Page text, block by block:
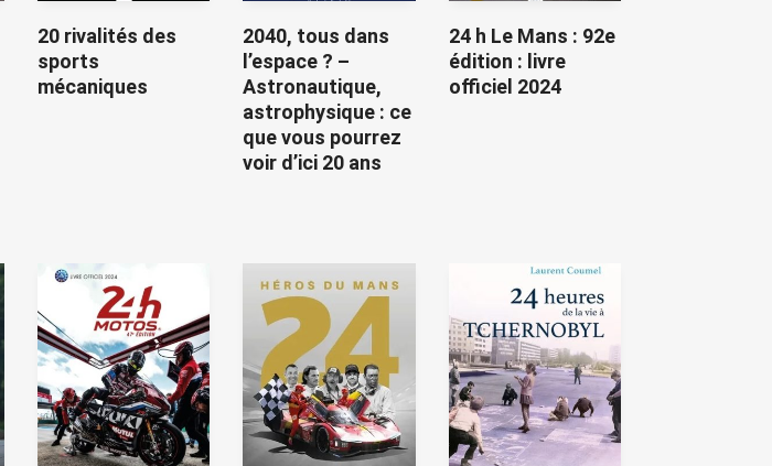
20 rivalités des
sports
mécaniques
2040, tous dans
l’espace ? –
Astronautique,
astrophysique : ce
que vous pourrez
voir d’ici 20 ans
24 h Le Mans : 92e
édition : livre
officiel 2024